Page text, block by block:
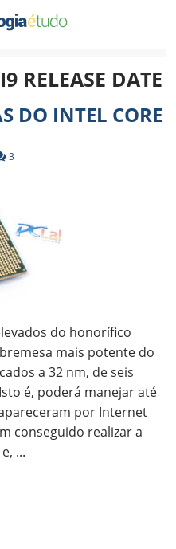
RELEASE DATE
DO INTEL CORE
3
do honorífico
mais potente do
a 32 nm, de seis
é, poderá manejar até
por Internet
conseguido realizar a
...